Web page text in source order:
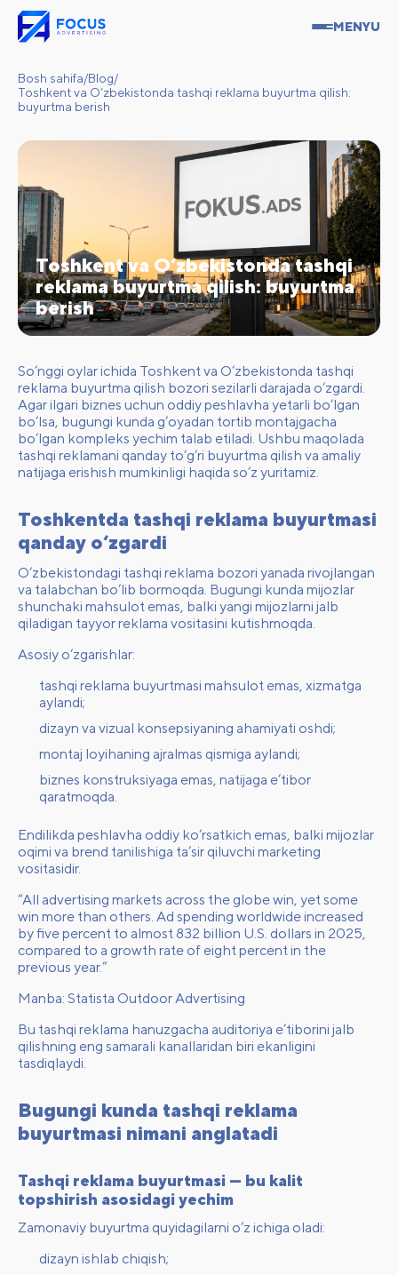
MENYU
Bosh sahifa/Blog/
Toshkent va O‘zbekistonda tashqi reklama buyurtma qilish:
buyurtma berish
Toshkent va O‘zbekistonda tashqi
reklama buyurtma qilish: buyurtma
berish
So‘nggi oylar ichida Toshkent va O‘zbekistonda tashqi
reklama buyurtma qilish bozori sezilarli darajada o‘zgardi.
Agar ilgari biznes uchun oddiy peshlavha yetarli bo‘lgan
bo‘lsa, bugungi kunda g‘oyadan tortib montajgacha
bo‘lgan kompleks yechim talab etiladi. Ushbu maqolada
tashqi reklamani qanday to‘g‘ri buyurtma qilish va amaliy
natijaga erishish mumkinligi haqida so‘z yuritamiz.
Toshkentda tashqi reklama buyurtmasi
qanday o‘zgardi
O‘zbekistondagi tashqi reklama bozori yanada rivojlangan
va talabchan bo‘lib bormoqda. Bugungi kunda mijozlar
shunchaki mahsulot emas, balki yangi mijozlarni jalb
qiladigan tayyor reklama vositasini kutishmoqda.
Asosiy o‘zgarishlar:
tashqi reklama buyurtmasi mahsulot emas, xizmatga
aylandi;
dizayn va vizual konsepsiyaning ahamiyati oshdi;
montaj loyihaning ajralmas qismiga aylandi;
biznes konstruksiyaga emas, natijaga e’tibor
qaratmoqda.
Endilikda peshlavha oddiy ko‘rsatkich emas, balki mijozlar
oqimi va brend tanilishiga ta’sir qiluvchi marketing
vositasidir.
“All advertising markets across the globe win, yet some
win more than others. Ad spending worldwide increased
by five percent to almost 832 billion U.S. dollars in 2025,
compared to a growth rate of eight percent in the
previous year.”
Manba: Statista Outdoor Advertising
Bu tashqi reklama hanuzgacha auditoriya e’tiborini jalb
qilishning eng samarali kanallaridan biri ekanligini
tasdiqlaydi.
Bugungi kunda tashqi reklama
buyurtmasi nimani anglatadi
Tashqi reklama buyurtmasi — bu kalit
topshirish asosidagi yechim
Zamonaviy buyurtma quyidagilarni o‘z ichiga oladi:
dizayn ishlab chiqish;